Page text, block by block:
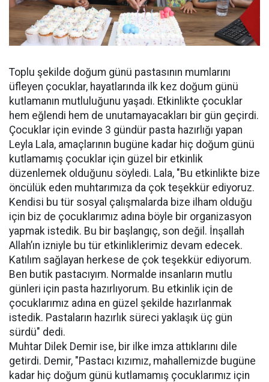
Toplu şekilde doğum günü pastasının mumlarını
üfleyen çocuklar, hayatlarında ilk kez doğum günü
kutlamanın mutluluğunu yaşadı. Etkinlikte çocuklar
hem eğlendi hem de unutamayacakları bir gün geçirdi.
Çocuklar için evinde 3 gündür pasta hazırlığı yapan
Leyla Lala, amaçlarının bugüne kadar hiç doğum günü
kutlamamış çocuklar için güzel bir etkinlik
düzenlemek olduğunu söyledi. Lala, "Bu etkinlikte bize
öncülük eden muhtarımıza da çok teşekkür ediyoruz.
Kendisi bu tür sosyal çalışmalarda bize ilham olduğu
için biz de çocuklarımız adına böyle bir organizasyon
yapmak istedik. Bu bir başlangıç, son değil. İnşallah
Allah’ın izniyle bu tür etkinliklerimiz devam edecek.
Katılım sağlayan herkese de çok teşekkür ediyorum.
Ben butik pastacıyım. Normalde insanların mutlu
günleri için pasta hazırlıyorum. Bu etkinlik için de
çocuklarımız adına en güzel şekilde hazırlanmak
istedik. Pastaların hazırlık süreci yaklaşık üç gün
sürdü" dedi.
Muhtar Dilek Demir ise, bir ilke imza attıklarını dile
getirdi. Demir, "Pastacı kızımız, mahallemizde bugüne
kadar hiç doğum günü kutlamamış çocuklarımız için